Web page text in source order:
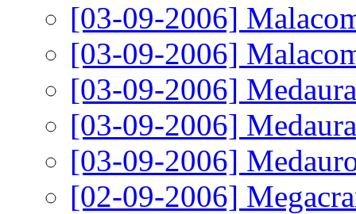
[03-09-2006]
[03-09-2006]
[03-09-2006]
[03-09-2006]
[03-09-2006]
[02-09-2006]